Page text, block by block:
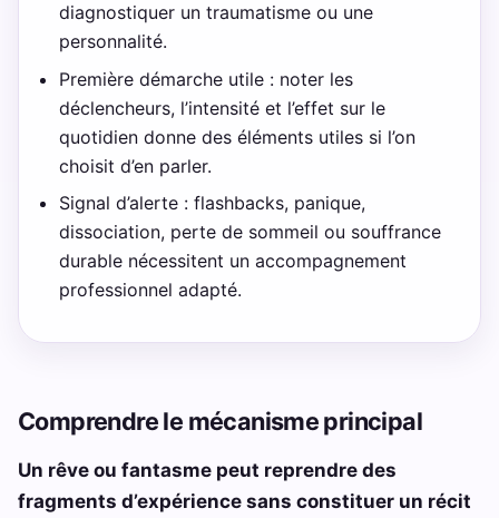
diagnostiquer un traumatisme ou une
personnalité.
Première démarche utile : noter les
déclencheurs, l’intensité et l’effet sur le
quotidien donne des éléments utiles si l’on
choisit d’en parler.
Signal d’alerte : flashbacks, panique,
dissociation, perte de sommeil ou souffrance
durable nécessitent un accompagnement
professionnel adapté.
Comprendre le mécanisme principal
Un rêve ou fantasme peut reprendre des
fragments d’expérience sans constituer un récit